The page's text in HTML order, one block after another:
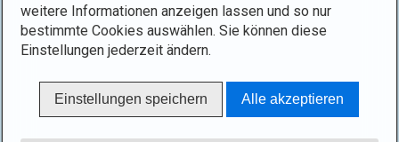
weitere Informationen anzeigen lassen und so nur
bestimmte Cookies auswählen. Sie können diese
Einstellungen jederzeit ändern.
Einstellungen speichern Alle akzeptieren